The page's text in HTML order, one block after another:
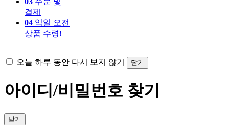
결제
04 익일 오전
상품 수령!
오늘 하루 동안 다시 보지 않기 닫기
아이디/비밀번호 찾기
닫기